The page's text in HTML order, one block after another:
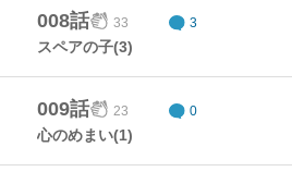
008話 33 3
スペアの子(3)
009話 23 0
心のめまい(1)